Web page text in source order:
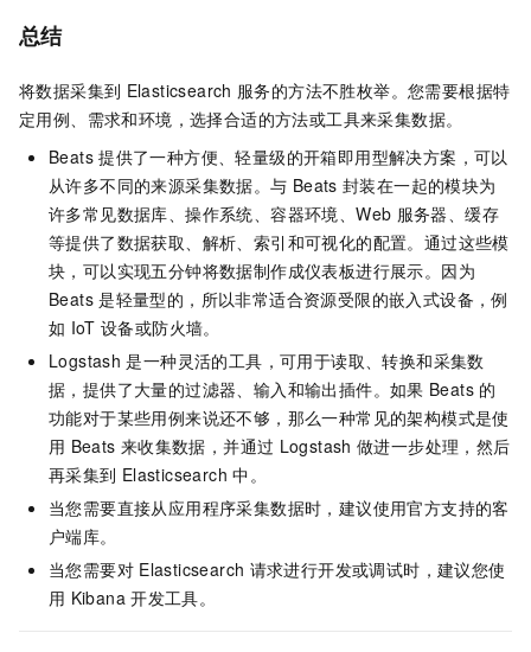
总结
将数据采集到 Elasticsearch 服务的方法不胜枚举。您需要根据特
定用例、需求和环境，选择合适的方法或工具来采集数据。
Beats 提供了一种方便、轻量级的开箱即用型解决方案，可以
从许多不同的来源采集数据。与 Beats 封装在一起的模块为
许多常见数据库、操作系统、容器环境、Web 服务器、缓存
等提供了数据获取、解析、索引和可视化的配置。通过这些模
块，可以实现五分钟将数据制作成仪表板进行展示。因为
Beats 是轻量型的，所以非常适合资源受限的嵌入式设备，例
如 IoT 设备或防火墙。
Logstash 是一种灵活的工具，可用于读取、转换和采集数
据，提供了大量的过滤器、输入和输出插件。如果 Beats 的
功能对于某些用例来说还不够，那么一种常见的架构模式是使
用 Beats 来收集数据，并通过 Logstash 做进一步处理，然后
再采集到 Elasticsearch 中。
当您需要直接从应用程序采集数据时，建议使用官方支持的客
户端库。
当您需要对 Elasticsearch 请求进行开发或调试时，建议您使
用 Kibana 开发工具。